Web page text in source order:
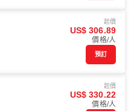
起價
US$ 306.89
價格/人
預訂
起價
US$ 330.22
價格/人